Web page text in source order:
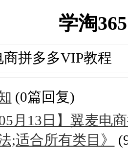
学淘
商拼多多VIP教程
(0篇回复)
05月13日】翼麦电
;适合所有类目》